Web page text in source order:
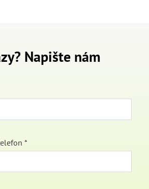
Napište nám
*